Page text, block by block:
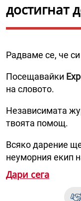
достигнат
Радваме се, че си
Посещавайки
на словото.
Независимата
твоята помощ.
Всяко дарение
неуморния екип
Дари сега